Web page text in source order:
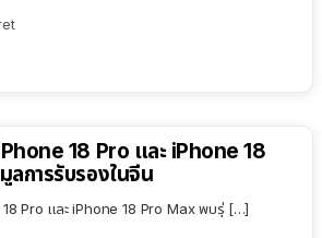
18 Pro และ iPhone 18
ลการรับรองในจีน
Pro และ iPhone 18 Pro Max พบรุ่ […]